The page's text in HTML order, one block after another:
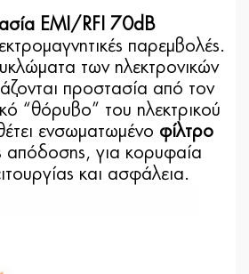
EMI/RFI 70dB
παρεμβολές.
των ηλεκτρονικών
προστασία από τον
“θόρυβο” του ηλεκτρικού
ενσωματωμένο φίλτρο
απόδοσης, για κορυφαία
και ασφάλεια.